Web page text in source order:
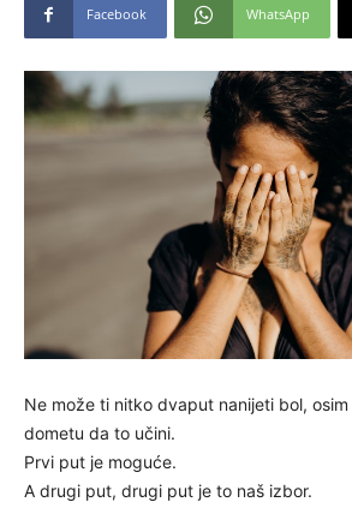
Facebook WhatsApp
Ne može ti nitko dvaput nanijeti bol, osim
dometu da to učini.
Prvi put je moguće.
A drugi put, drugi put je to naš izbor.